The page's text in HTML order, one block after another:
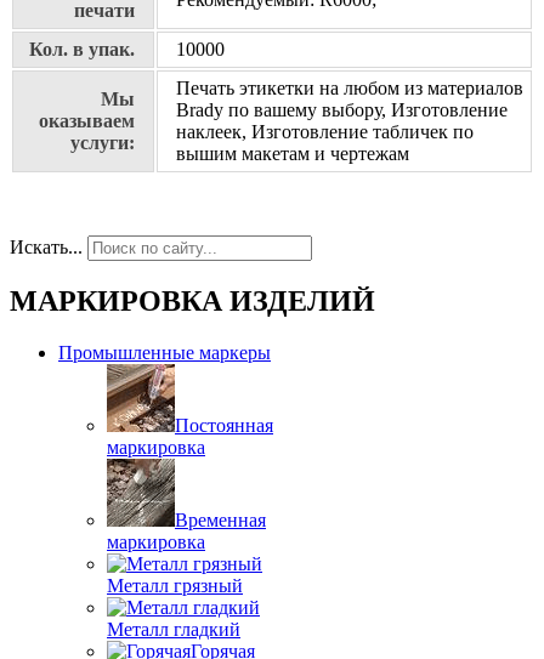
печати
Кол. в упак. 10000
Мы
оказываем
услуги:
Печать этикетки на любом из материалов
Brady по вашему выбору, Изготовление
наклеек, Изготовление табличек по
вышим макетам и чертежам
Искать...
МАРКИРОВКА ИЗДЕЛИЙ
Промышленные маркеры
Постоянная
маркировка
Временная
маркировка
Металл грязный
Металл гладкий
Горячая